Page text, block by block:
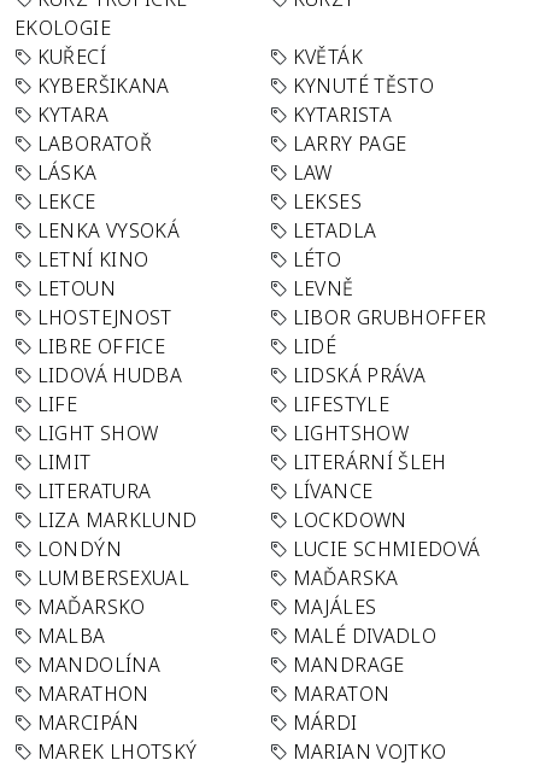
EKOLOGIE
KUŘECÍ
KVĚTÁK
KYBERŠIKANA
KYNUTÉ TĚSTO
KYTARA
KYTARISTA
LABORATOŘ
LARRY PAGE
LÁSKA
LAW
LEKCE
LEKSES
LENKA VYSOKÁ
LETADLA
LETNÍ KINO
LÉTO
LETOUN
LEVNĚ
LHOSTEJNOST
LIBOR GRUBHOFFER
LIBRE OFFICE
LIDÉ
LIDOVÁ HUDBA
LIDSKÁ PRÁVA
LIFE
LIFESTYLE
LIGHT SHOW
LIGHTSHOW
LIMIT
LITERÁRNÍ ŠLEH
LITERATURA
LÍVANCE
LIZA MARKLUND
LOCKDOWN
LONDÝN
LUCIE SCHMIEDOVÁ
LUMBERSEXUAL
MAĎARSKA
MAĎARSKO
MAJÁLES
MALBA
MALÉ DIVADLO
MANDOLÍNA
MANDRAGE
MARATHON
MARATON
MARCIPÁN
MÁRDI
MAREK LHOTSKÝ
MARIAN VOJTKO